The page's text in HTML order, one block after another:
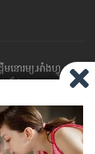
នោរម្យ.អាំងហ្វូ
ផ្នែក​ណា​មួយ​ ឬ​ផ្នែក​
ទៅ​​បោះពុម្ព នៅ
កាស ឬតាមប្រព័ន្ធ
ោយ ដោយ​គ្មាន​ការ​
យមកវិញ ដើម្បី​ទទួល​